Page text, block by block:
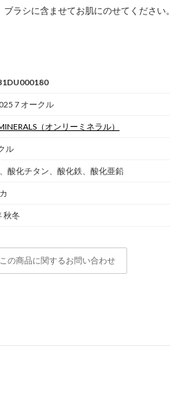
ラシに含ませてお肌にのせてください。
7 オークル
（オンリーミネラル）
ル
酸化チタン、酸化鉄、酸化亜鉛
秋冬
この商品に関するお問い合わせ